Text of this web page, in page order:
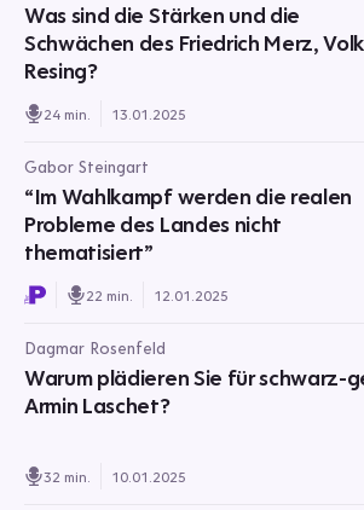
Was sind die Stärken und die
Schwächen des Friedrich Merz,
Resing?
24 min. 13.01.2025
Gabor Steingart
“Im Wahlkampf werden die realen
Probleme des Landes nicht
thematisiert”
22 min. 12.01.2025
Dagmar Rosenfeld
Warum plädieren Sie für schwarz-
Armin Laschet?
32 min. 10.01.2025